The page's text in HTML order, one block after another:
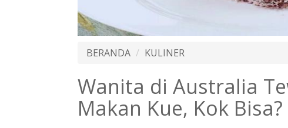
BERANDA KULINER
Wanita di Australia
Makan Kue, Kok Bisa?